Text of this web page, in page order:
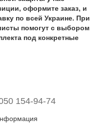
оформите заказ, и
по всей Украине. При
помогут с выбором
под конкретные
154-94-74